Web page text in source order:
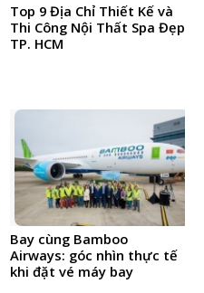
Top 9 Địa Chỉ Thiết Kế và
Thi Công Nội Thất Spa Đẹp
TP. HCM
Bay cùng Bamboo
Airways: góc nhìn thực tế
khi đặt vé máy bay